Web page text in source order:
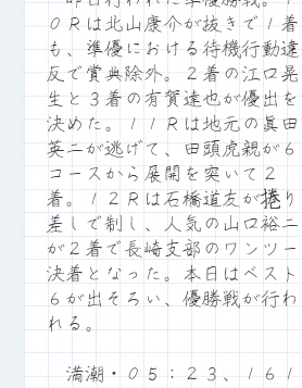
０Ｒは北山康介が抜きで１着
も、準優における待機行動違
反で賞典除外。２着の江口晃
生と３着の有賀達也が優出を
決めた。１１Ｒは地元の眞田
英二が逃げて、田頭虎親が６
コースから展開を突いて２
着。１２Ｒは石橋道友が捲り
差しで制し、人気の山口裕二
が２着で長崎支部のワンツー
決着となった。本日はベスト
６が出そろい、優勝戦が行わ
れる。
満潮・０５：２３、１６１